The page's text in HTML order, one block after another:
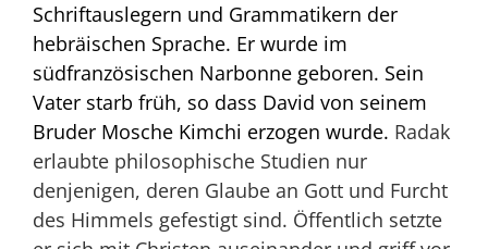
Schriftauslegern und Grammatikern der
hebräischen Sprache. Er wurde im
südfranzösischen Narbonne geboren. Sein
Vater starb früh, so dass David von seinem
Bruder Mosche Kimchi erzogen wurde. Radak
erlaubte philosophische Studien nur
denjenigen, deren Glaube an Gott und Furcht
des Himmels gefestigt sind. Öffentlich setzte